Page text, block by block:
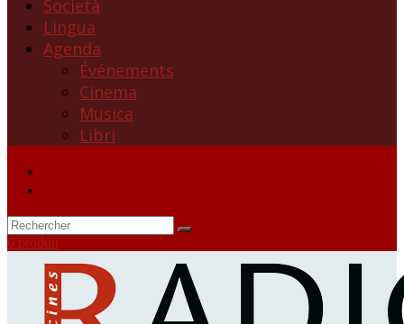
Società
Lingua
Agenda
Événements
Cinema
Musica
Libri
0 produit